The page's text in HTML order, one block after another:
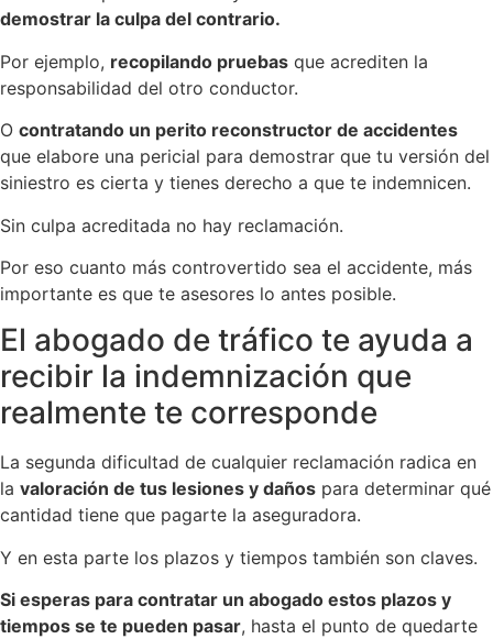
demostrar la culpa del contrario.
Por ejemplo, recopilando pruebas que acrediten la
responsabilidad del otro conductor.
O contratando un perito reconstructor de accidentes
que elabore una pericial para demostrar que tu versión del
siniestro es cierta y tienes derecho a que te indemnicen.
Sin culpa acreditada no hay reclamación.
Por eso cuanto más controvertido sea el accidente, más
importante es que te asesores lo antes posible.
El abogado de tráfico te ayuda a
recibir la indemnización que
realmente te corresponde
La segunda dificultad de cualquier reclamación radica en
la valoración de tus lesiones y daños para determinar qué
cantidad tiene que pagarte la aseguradora.
Y en esta parte los plazos y tiempos también son claves.
Si esperas para contratar un abogado estos plazos y
tiempos se te pueden pasar, hasta el punto de quedarte